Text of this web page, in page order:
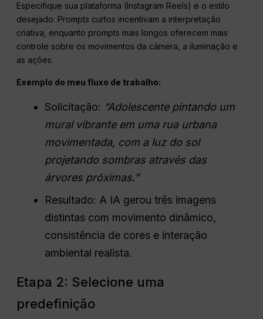
Especifique sua plataforma (Instagram Reels) e o estilo
desejado. Prompts curtos incentivam a interpretação
criativa, enquanto prompts mais longos oferecem mais
controle sobre os movimentos da câmera, a iluminação e
as ações.
Exemplo do meu fluxo de trabalho:
Solicitação: “Adolescente pintando um
mural vibrante em uma rua urbana
movimentada, com a luz do sol
projetando sombras através das
árvores próximas.”
Resultado: A IA gerou três imagens
distintas com movimento dinâmico,
consistência de cores e interação
ambiental realista.
Etapa 2: Selecione uma
predefinição